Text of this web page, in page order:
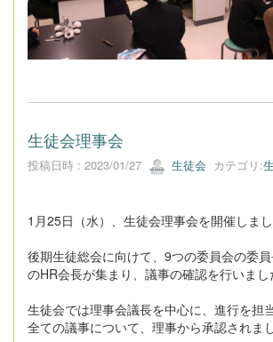
生徒会理事会
投稿日時 : 2023/01/27 生徒会 カテゴリ:
1月25日（水）、生徒会理事会を開催しまし
後期生徒総会に向けて、9つの委員会の委
のHR会長が集まり、議事の確認を行いまし
生徒会では理事会議長を中心に、進行を担
全ての議事について、理事から承認されまし